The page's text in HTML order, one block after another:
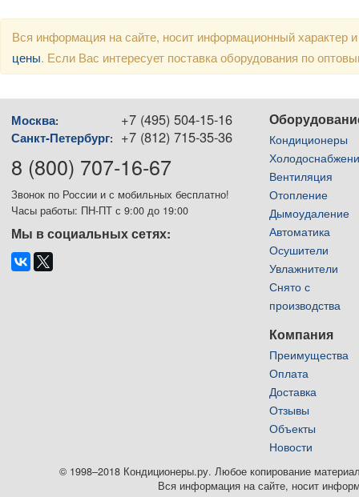
Вся информация на сайте, носит информационный
цены. Если Вас интересует поставка оборудования по
Москва: +7 (495) 504-15-16
Санкт-Петербург: +7 (812) 715-35-36
8 (800) 707-16-67
Звонок по России и с мобильных бесплатно!
Часы работы: ПН-ПТ с 9:00 до 19:00
Мы в социальных сетях:
Кондиционеры
Вентиляция
Отопление
Дымоудаление
Автоматика
Осушители
Увлажнители
Снято с
производства
Компания
Преимущества
Оплата
Доставка
Отзывы
Объекты
Новости
© 1998–2018 Кондиционеры.ру. Любое копирование
Вся информация на сайте, носит